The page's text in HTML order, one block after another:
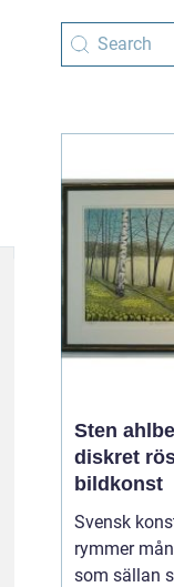
Sten
diskret
bildkonst
Svensk
rymmer
som sällan